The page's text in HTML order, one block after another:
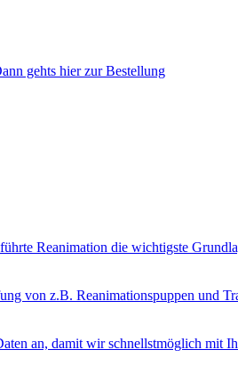
gehts hier zur Bestellung
Reanimation die wichtigste
von z.B. Reanimationspuppen und
an, damit wir schnellstmöglich mit